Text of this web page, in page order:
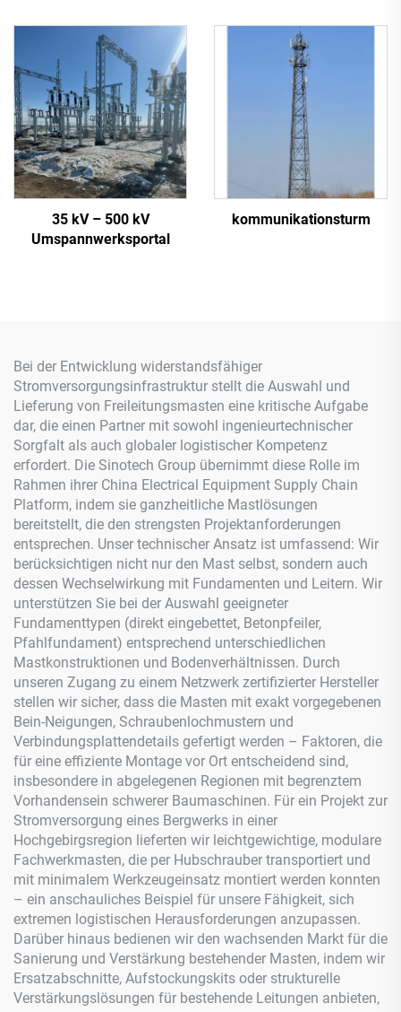
35 kV – 500 kV
Umspannwerksportal
kommunikationsturm
Bei der Entwicklung widerstandsfähiger
Stromversorgungsinfrastruktur stellt die Auswahl und
Lieferung von Freileitungsmasten eine kritische Aufgabe
dar, die einen Partner mit sowohl ingenieurtechnischer
Sorgfalt als auch globaler logistischer Kompetenz
erfordert. Die Sinotech Group übernimmt diese Rolle im
Rahmen ihrer China Electrical Equipment Supply Chain
Platform, indem sie ganzheitliche Mastlösungen
bereitstellt, die den strengsten Projektanforderungen
entsprechen. Unser technischer Ansatz ist umfassend: Wir
berücksichtigen nicht nur den Mast selbst, sondern auch
dessen Wechselwirkung mit Fundamenten und Leitern. Wir
unterstützen Sie bei der Auswahl geeigneter
Fundamenttypen (direkt eingebettet, Betonpfeiler,
Pfahlfundament) entsprechend unterschiedlichen
Mastkonstruktionen und Bodenverhältnissen. Durch
unseren Zugang zu einem Netzwerk zertifizierter Hersteller
stellen wir sicher, dass die Masten mit exakt vorgegebenen
Bein-Neigungen, Schraubenlochmustern und
Verbindungsplattendetails gefertigt werden – Faktoren, die
für eine effiziente Montage vor Ort entscheidend sind,
insbesondere in abgelegenen Regionen mit begrenztem
Vorhandensein schwerer Baumaschinen. Für ein Projekt zur
Stromversorgung eines Bergwerks in einer
Hochgebirgsregion lieferten wir leichtgewichtige, modulare
Fachwerkmasten, die per Hubschrauber transportiert und
mit minimalem Werkzeugeinsatz montiert werden konnten
– ein anschauliches Beispiel für unsere Fähigkeit, sich
extremen logistischen Herausforderungen anzupassen.
Darüber hinaus bedienen wir den wachsenden Markt für die
Sanierung und Verstärkung bestehender Masten, indem wir
Ersatzabschnitte, Aufstockungskits oder strukturelle
Verstärkungslösungen für bestehende Leitungen anbieten,